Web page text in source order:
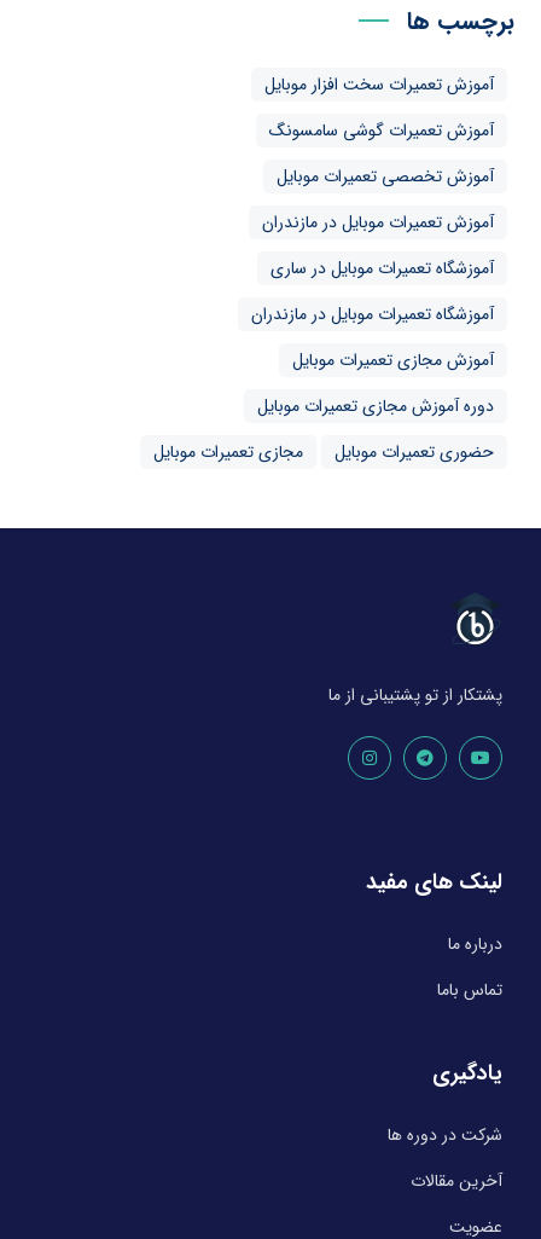
برچسب ها
آموزش تعمیرات سخت افزار موبایل
آموزش تعمیرات گوشی سامسونگ
آموزش تخصصی تعمیرات موبایل
آموزش تعمیرات موبایل در مازندران
آموزشگاه تعمیرات موبایل در ساری
آموزشگاه تعمیرات موبایل در مازندران
آموزش مجازی تعمیرات موبایل
دوره آموزش مجازی تعمیرات موبایل
حضوری تعمیرات موبایل
مجازی تعمیرات موبایل
پشتکار از تو پشتیبانی از ما
لینک های مفید
درباره ما
تماس باما
یادگیری
شرکت در دوره ها
آخرین مقالات
عضویت